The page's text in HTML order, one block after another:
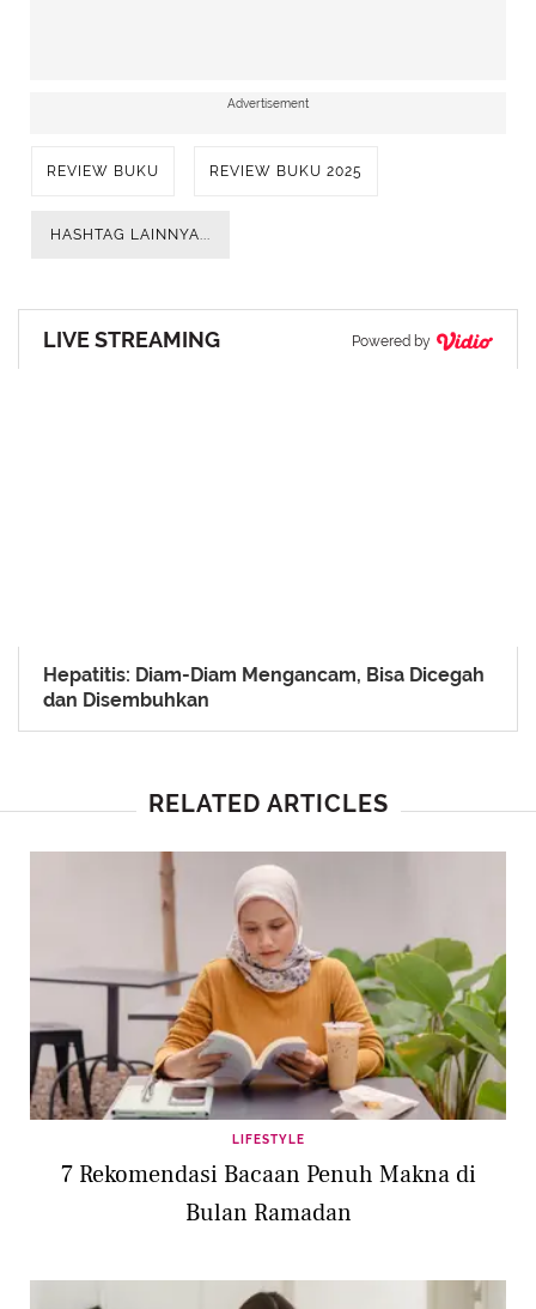
Advertisement
REVIEW BUKU REVIEW BUKU 2025
HASHTAG LAINNYA...
LIVE STREAMING Powered by
Hepatitis: Diam-Diam Mengancam, Bisa Dicegah
dan Disembuhkan
RELATED ARTICLES
LIFESTYLE
7 Rekomendasi Bacaan Penuh Makna di
Bulan Ramadan